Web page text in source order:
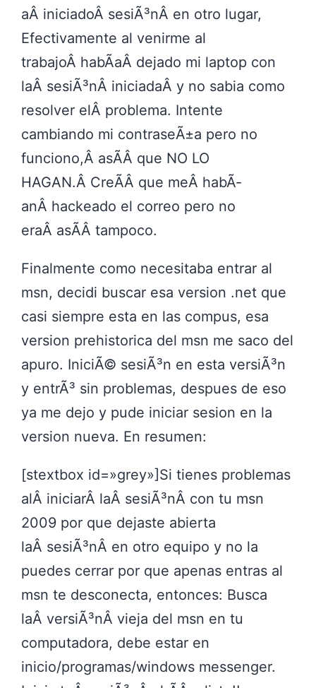
aÂ iniciadoÂ sesiÃ³nÂ en otro lugar,
Efectivamente al venirme al
trabajoÂ habÃ­aÂ dejado mi laptop con
laÂ sesiÃ³nÂ iniciadaÂ y no sabia como
resolver elÂ problema. Intente
cambiando mi contraseÃ±a pero no
funciono,Â asÃ­Â que NO LO
HAGAN.Â CreÃ­Â que meÂ habÃ­
anÂ hackeado el correo pero no
eraÂ asÃ­Â tampoco.
Finalmente como necesitaba entrar al
msn, decidi buscar esa version .net que
casi siempre esta en las compus, esa
version prehistorica del msn me saco del
apuro. IniciÃ© sesiÃ³n en esta versiÃ³n
y entrÃ³ sin problemas, despues de eso
ya me dejo y pude iniciar sesion en la
version nueva. En resumen:
[stextbox id=»grey»]Si tienes problemas
alÂ iniciarÂ laÂ sesiÃ³nÂ con tu msn
2009 por que dejaste abierta
laÂ sesiÃ³nÂ en otro equipo y no la
puedes cerrar por que apenas entras al
msn te desconecta, entonces: Busca
laÂ versiÃ³nÂ vieja del msn en tu
computadora, debe estar en
inicio/programas/windows messenger.